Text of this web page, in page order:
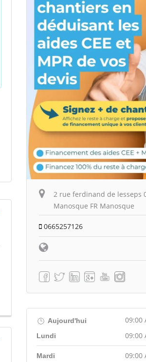
2 rue ferdinand de lesseps
Manosque FR Manosque
0665257126
Aujourd'hui 09:00
Lundi 09:00
Mardi 09:00